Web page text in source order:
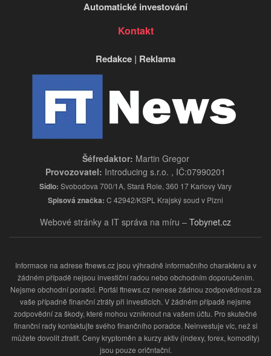
Automatické investování
Kontakt
Redakce | Reklama
Šéfredaktor: Martin Gregor
Provozovatel: Introducing s.r.o. , IČ:07990201
Sídlo: Svobodova 700/1A, Stará Role, 360 17 Karlovy Vary
Spisová značka: C 42942/KSPL Krajský soud v Plzni
Webové stránky a IT správa na míru – Tobynet.cz
Informace na adrese ftnews.cz jsou výhradně informačního charakteru a v
žádném případě nejsou investiční radou nebo obchodním doporučením.
Nejsme obchodní poradci. Portál ftnews.cz nenese žádnou zodpovědnost za
vaše případně finanční ztráty při investicích. V žádném případě nejsme
zodpovědní za škody, které mohou vzniknout na vašem účtu. Pro skutečné
finanční rady kontaktujte svého finančního poradce. Neinvestuje víc, než si
můžete dovolit ztratit. Ceny kryptoměn a kurzy aktiv (indexy, forex, komodity)
jsou pouze oričntační.